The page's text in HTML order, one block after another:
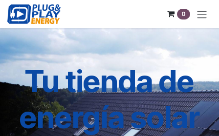
Ir al contenido
0
Tu tienda de
energía solar